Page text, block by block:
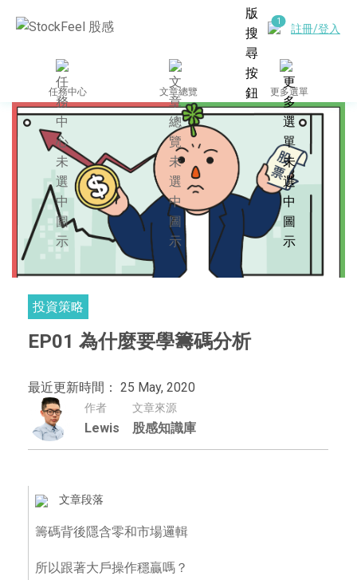
註冊/登入
任務中心 文章總覽 更多選單
投資策略
EP01 為什麼要學籌碼分析
最近更新時間： 25 May, 2020
作者
Lewis
文章來源
股感知識庫
文章段落
籌碼背後隱含零和市場邏輯
所以跟著大戶操作穩贏嗎？